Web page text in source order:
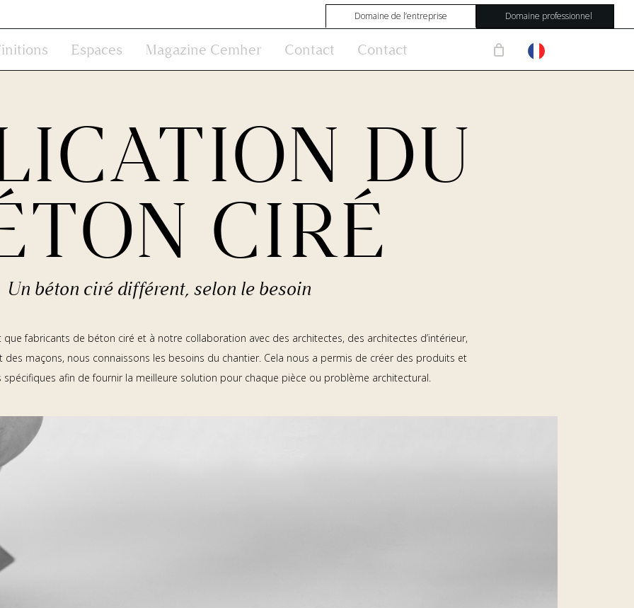
Domaine de l’entreprise Domaine professionnel
Espaces Magazine Cemher Contact Contact
DU
CIRÉ
Un béton ciré différent, selon le besoin
fabricants de béton ciré et à notre collaboration avec des architectes, des architectes d’intérieur,
maçons, nous connaissons les besoins du chantier. Cela nous a permis de créer des produits et
afin de fournir la meilleure solution pour chaque pièce ou problème architectural.